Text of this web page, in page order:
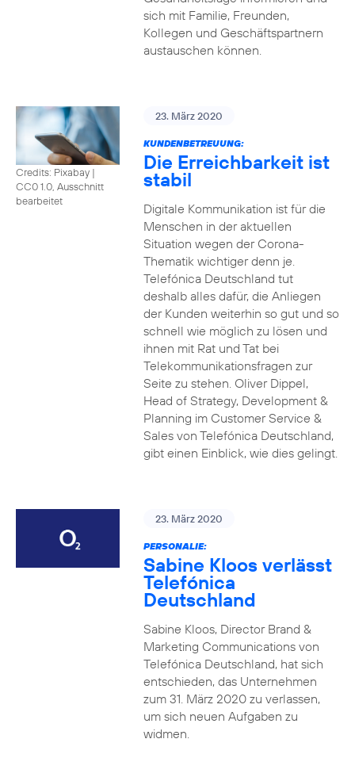
sich mit Familie, Freunden,
Kollegen und Geschäftspartnern
austauschen können.
Credits: Pixabay |
CC0 1.0, Ausschnitt
bearbeitet
23. März 2020
KUNDENBETREUUNG:
Die Erreichbarkeit ist
stabil
Digitale Kommunikation ist für die
Menschen in der aktuellen
Situation wegen der Corona-
Thematik wichtiger denn je.
Telefónica Deutschland tut
deshalb alles dafür, die Anliegen
der Kunden weiterhin so gut und so
schnell wie möglich zu lösen und
ihnen mit Rat und Tat bei
Telekommunikationsfragen zur
Seite zu stehen. Oliver Dippel,
Head of Strategy, Development &
Planning im Customer Service &
Sales von Telefónica Deutschland,
gibt einen Einblick, wie dies gelingt.
23. März 2020
PERSONALIE:
Sabine Kloos verlässt
Telefónica
Deutschland
Sabine Kloos, Director Brand &
Marketing Communications von
Telefónica Deutschland, hat sich
entschieden, das Unternehmen
zum 31. März 2020 zu verlassen,
um sich neuen Aufgaben zu
widmen.